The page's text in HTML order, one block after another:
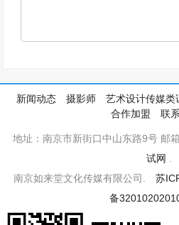
新闻动态 摄影师 艺术设计传媒类
合作加盟
联
地址：南京市新街口中山东路9号 邮
试网
南京如来堂文化传媒有限公司. 苏
备